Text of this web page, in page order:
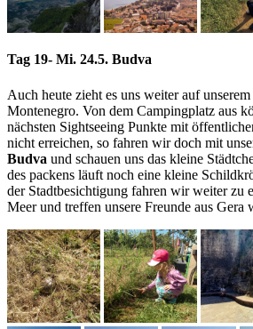
Tag 19- Mi. 24.5. Budva
Auch heute zieht es uns weiter auf
Montenegro. Von dem Campingplatz aus
nächsten Sightseeing Punkte mit
nicht erreichen, so fahren wir doch mit
Budva und schauen uns das kleine
des packens läuft noch eine kleine
der Stadtbesichtigung fahren wir weiter zu
Meer und treffen unsere Freunde aus Gera